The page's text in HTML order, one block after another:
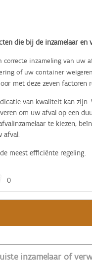
die bij de inzamelaar
inzameling van uw
of uw container
met deze zeven factoren
van kwaliteit kan zijn.
om uw afval op een
te kiezen,
afval.
meest efficiënte regeling.
0
inzamelaar of